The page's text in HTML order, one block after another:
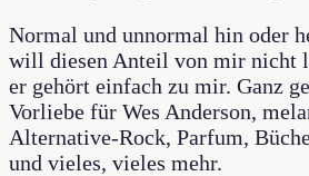
Normal und unnormal hin oder
will diesen Anteil von mir nicht
er gehört einfach zu mir. Ganz
Vorliebe für Wes Anderson,
Alternative-Rock, Parfum,
und vieles, vieles mehr.